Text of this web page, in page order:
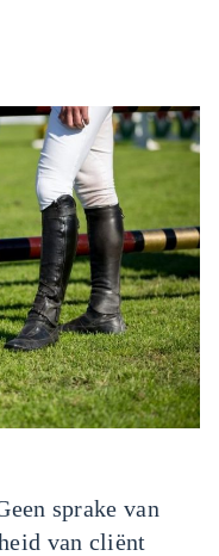
sprake van
van cliënt